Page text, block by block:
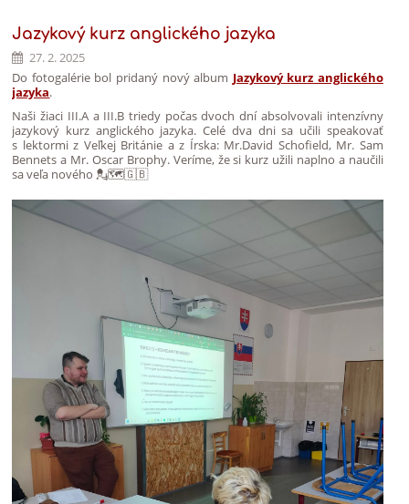
Jazykový kurz anglického jazyka
27. 2. 2025
Do fotogalérie bol pridaný nový album Jazykový kurz anglického
jazyka.
Naši žiaci III.A a III.B triedy počas dvoch dní absolvovali intenzívny
jazykový kurz anglického jazyka. Celé dva dni sa učili speakovať
s lektormi z Veľkej Británie a z Írska: Mr.David Schofield, Mr. Sam
Bennets a Mr. Oscar Brophy. Veríme, že si kurz užili naplno a naučili
sa veľa nového 💂🗺️🇬🇧